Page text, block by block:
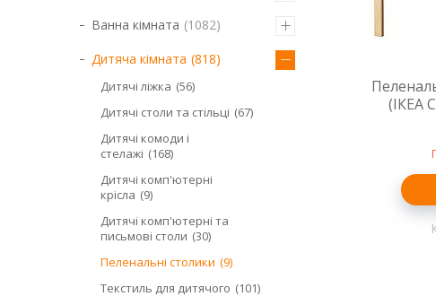
(ІКЕА
Ванна кімната 1082
Дитяча кімната 818
Дитячі ліжка 56
Дитячі столи та стільці
67
Дитячі комоди і
стелажі
168
Дитячі комп'ютерні
крісла
9
Дитячі комп'ютерні та
письмові столи 30
Пеленальні столики 9
Текстиль для дитячого
101